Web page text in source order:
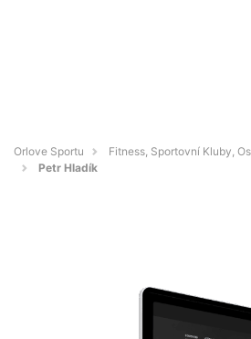
Orlove Sportu
Fitness, Sportovní Kluby,
Petr Hladík